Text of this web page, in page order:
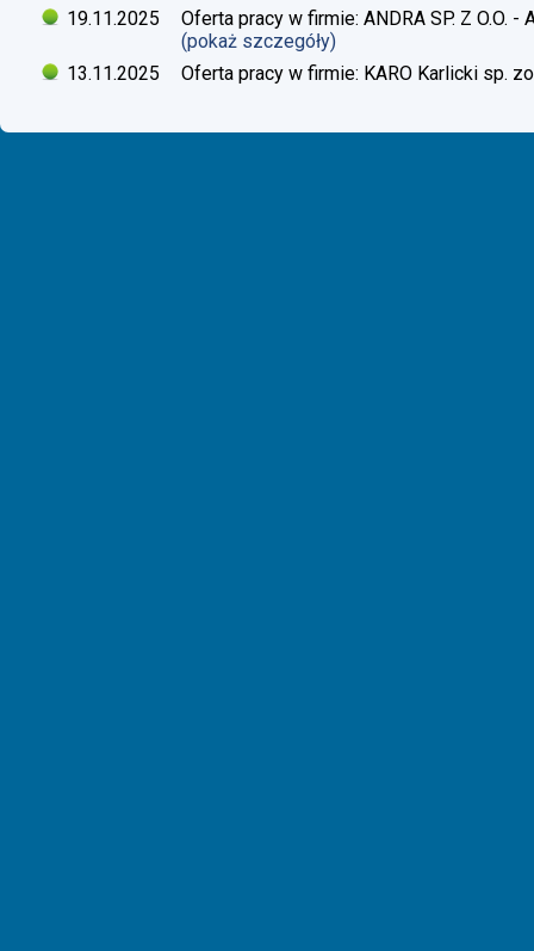
19.11.2025
Oferta pracy w firmie: ANDRA SP. Z O.O.
(pokaż szczegóły)
13.11.2025
Oferta pracy w firmie: KARO Karlicki sp.